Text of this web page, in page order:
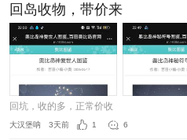
回岛收物，带价来
回坑，收的多，正常价收
大汉堡呐 3天前 1 6